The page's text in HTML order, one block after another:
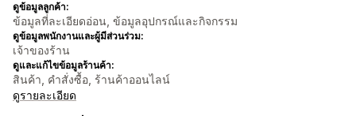
ดูข้อมูลลูกค้า:
ข้อมูลที่ละเอียดอ่อน, ข้อมูลอุปกรณ์และกิจกรรม
ดูข้อมูลพนักงานและผู้มีส่วนร่วม:
เจ้าของร้าน
ดูและแก้ไขข้อมูลร้านค้า:
สินค้า, คำสั่งซื้อ, ร้านค้าออนไลน์
ดูรายละเอียด